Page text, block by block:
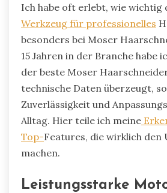
Ich habe oft erlebt, wie wichtig
Werkzeug für professionelles
besonders bei Moser
15 Jahren in der Branche habe
der beste Moser
technische Daten überzeugt,
Zuverlässigkeit und
Alltag. Hier teile ich meine
Top-Features, die wirklich den
machen.
Leistungsstarke